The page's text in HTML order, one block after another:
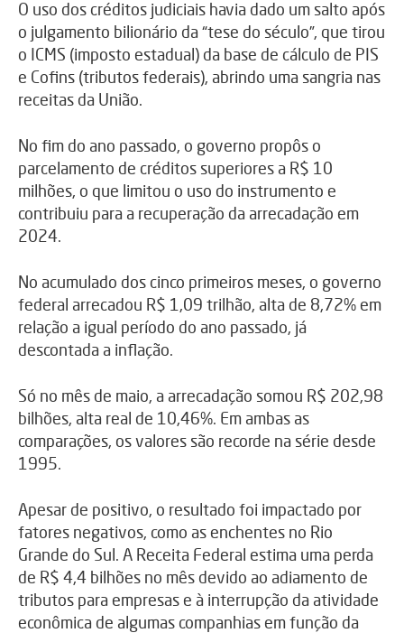
O uso dos créditos judiciais havia dado um salto após
o julgamento bilionário da “tese do século”, que tirou
o ICMS (imposto estadual) da base de cálculo de PIS
e Cofins (tributos federais), abrindo uma sangria nas
receitas da União.
No fim do ano passado, o governo propôs o
parcelamento de créditos superiores a R$ 10
milhões, o que limitou o uso do instrumento e
contribuiu para a recuperação da arrecadação em
2024.
No acumulado dos cinco primeiros meses, o governo
federal arrecadou R$ 1,09 trilhão, alta de 8,72% em
relação a igual período do ano passado, já
descontada a inflação.
Só no mês de maio, a arrecadação somou R$ 202,98
bilhões, alta real de 10,46%. Em ambas as
comparações, os valores são recorde na série desde
1995.
Apesar de positivo, o resultado foi impactado por
fatores negativos, como as enchentes no Rio
Grande do Sul. A Receita Federal estima uma perda
de R$ 4,4 bilhões no mês devido ao adiamento de
tributos para empresas e à interrupção da atividade
econômica de algumas companhias em função da